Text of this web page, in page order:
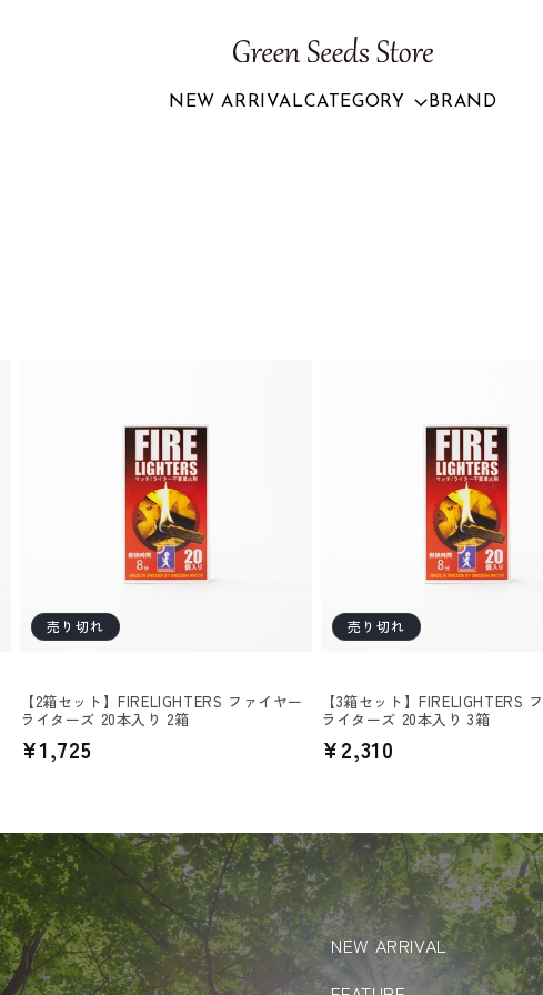
NEW ARRIVALCATEGORY BRAND
売り切れ
【2箱セット】FIRELIGHTERS ファイヤー
ライターズ 20本入り 2箱
通
格
¥1,725
売り切れ
【3箱セット】FIRELIGHTERS
ライターズ 20本入り 3箱
通
格
¥2,310
NEW ARRIVAL